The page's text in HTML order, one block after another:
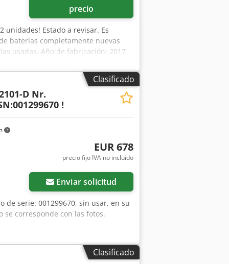
precio
unidades! Estado a revisar. Es
baterías completamente nuevas
usadas. Año de fabricación: 2017
de traslación: 8 km/h Longitud total:
202 Para compras a mayor
maniobrable y versátil EKM es ideal
picking sin palet. Un mástil
siendo la mejor alternativa a
la seguridad del operario incluso
aumenta la movilidad en la
sobre la plataforma de pie.
al operario tanto al conducir
de marcha. Los controles,
y dirección
eficiente.
Clasificado
D Nr.
!
EUR 678
precio fijo IVA no incluído
Enviar solicitud
de serie: 001299670, sin usar, en su
corresponde con las fotos.
Clasificado